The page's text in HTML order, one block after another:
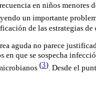
en niños menores
un importante
de las estrategias de
aguda no parece
en que se sospecha
(3). Desde el